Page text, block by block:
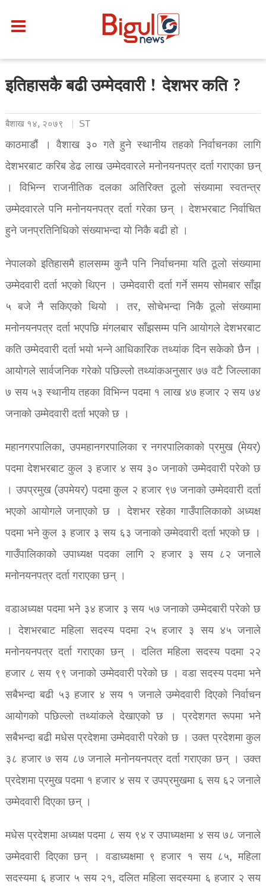
इतिहासकै बढी उम्मेदवारी ! देशभर कति ?
बैशाख १४, २०७९ ST
काठमाडौं । वैशाख ३० गते हुने स्थानीय तहको निर्वाचनका लागि
देशभरबाट करिब डेढ लाख उम्मेदवारले मनोनयनपत्र दर्ता गराएका छन्
। विभिन्न राजनीतिक दलका अतिरिक्त ठूलो संख्यामा स्वतन्त्र
उम्मेदवारले पनि मनोनयनपत्र दर्ता गरेका छन् । देशभरबाट निर्वाचित
हुने जनप्रतिनिधिको संख्याभन्दा यो निकै बढी हो ।
नेपालको इतिहासमै हालसम्म कुनै पनि निर्वाचनमा यति ठूलो संख्यामा
उम्मेदवारी दर्ता भएको थिएन । उम्मेदवारी दर्ता गर्ने समय सोमबार साँझ
५ बजे नै सकिएको थियो । तर, सोचेभन्दा निकै ठूलो संख्यामा
मनोनयनपत्र दर्ता भएपछि मंगलबार साँझसम्म पनि आयोगले देशभरबाट
कति उम्मेदवारी दर्ता भयो भन्ने आधिकारिक तथ्यांक दिन सकेको छैन ।
आयोगले सार्वजनिक गरेको पछिल्लो तथ्यांकअनुसार ७७ वटै जिल्लाका
७ सय ५३ स्थानीय तहका विभिन्न पदमा १ लाख ४७ हजार २ सय ७४
जनाको उम्मेदवारी दर्ता भएको छ ।
महानगरपालिका, उपमहानगरपालिका र नगरपालिकाको प्रमुख (मेयर)
पदमा देशभरबाट कुल ३ हजार ४ सय ३० जनाको उम्मेदवारी परेको छ
। उपप्रमुख (उपमेयर) पदमा कुल २ हजार ९७ जनाको उम्मेदवारी दर्ता
भएको आयोगले जनाएको छ । देशभर रहेका गाउँपालिकाको अध्यक्ष
पदमा भने कुल ३ हजार ३ सय ६३ जनाको उम्मेदवारी दर्ता भएको छ ।
गाउँपालिकाको उपाध्यक्ष पदका लागि २ हजार ३ सय ८२ जनाले
मनोनयनपत्र दर्ता गराएका छन् ।
वडाअध्यक्ष पदमा भने ३४ हजार ३ सय ५७ जनाको उम्मेदबारी परेको छ
। देशभरबाट महिला सदस्य पदमा २५ हजार ३ सय ४५ जनाले
मनोनयनपत्र दर्ता गराएका छन् । दलित महिला सदस्य पदमा २२
हजार ८ सय ९९ जनाको उम्मेदवारी परेको छ । वडा सदस्य पदमा भने
सबैभन्दा बढी ५३ हजार ४ सय १ जनाले उम्मेदवारी दिएको निर्वाचन
आयोगको पछिल्लो तथ्यांकले देखाएको छ । प्रदेशगत रूपमा भने
सबैभन्दा बढी मधेस प्रदेशमा उम्मेदवारी परेको छ । उक्त प्रदेशमा कुल
३८ हजार ७ सय ८७ जनाले मनोनयनपत्र दर्ता गराएका छन् । उक्त
प्रदेशमा प्रमुख पदमा १ हजार ४ सय र उपप्रमुखमा ६ सय ६२ जनाले
उम्मेदवारी दिएका छन् ।
मधेस प्रदेशमा अध्यक्ष पदमा ८ सय ९४ र उपाध्यक्षमा ४ सय ७८ जनाले
उम्मेदवारी दिएका छन् । वडाध्यक्षमा ९ हजार १ सय ८५, महिला
सदस्यमा ६ हजार ५ सय २१, दलित महिला सदस्यमा ६ हजार २ सय